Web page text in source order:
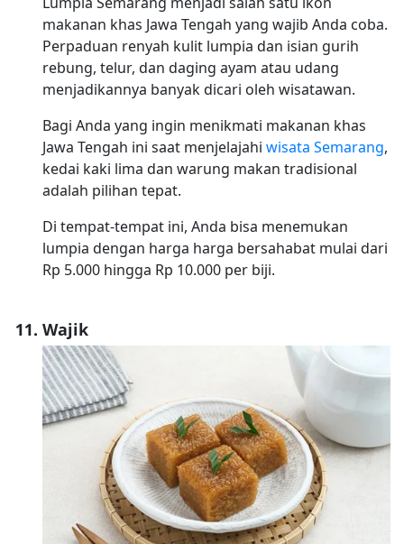
makanan khas Jawa Tengah yang wajib Anda coba.
Perpaduan renyah kulit lumpia dan isian gurih
rebung, telur, dan daging ayam atau udang
menjadikannya banyak dicari oleh wisatawan.
Bagi Anda yang ingin menikmati makanan khas
Jawa Tengah ini saat menjelajahi wisata Semarang,
kedai kaki lima dan warung makan tradisional
adalah pilihan tepat.
Di tempat-tempat ini, Anda bisa menemukan
lumpia dengan harga harga bersahabat mulai dari
Rp 5.000 hingga Rp 10.000 per biji.
Wajik